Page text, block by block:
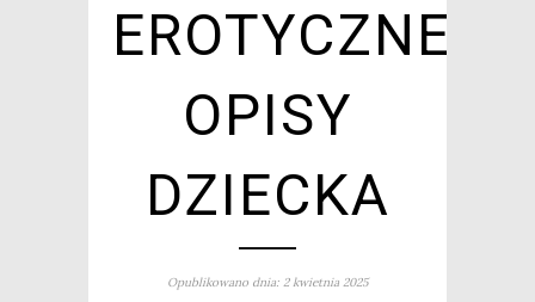
EROTYCZNE
OPISY
DZIECKA
Opublikowano dnia: 2 kwietnia 2025